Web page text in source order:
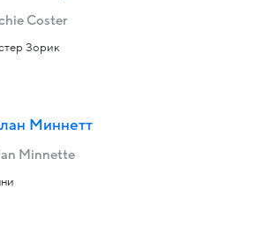
Coster
Зорик
Миннетт
Minnette